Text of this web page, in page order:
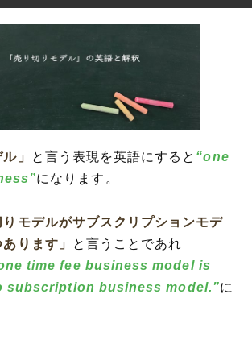
」 と言う表現を英語にすると “one
になります。
りモデルがサブスクリプションモデ
ります」
と言うことであれ
time fee business model is
subscription business model.”に